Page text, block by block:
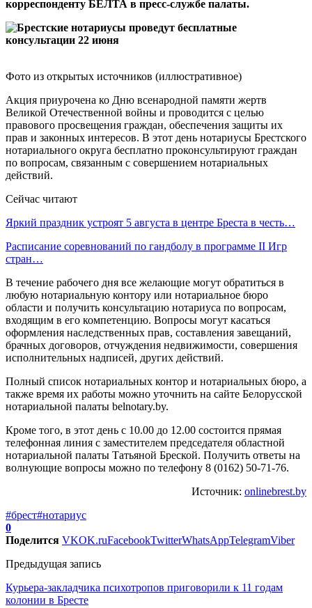
корреспонденту БЕЛТА в пресс-службе палаты.
Фото из открытых источников (иллюстративное)
Акция приурочена ко Дню всенародной памяти жертв
Великой Отечественной войны и проводится с целью
правового просвещения граждан, обеспечения защиты их
прав и законных интересов. В этот день нотариусы Брестского
нотариального округа бесплатно проконсультируют граждан
по вопросам, связанным с совершением нотариальных
действий.
Сейчас читают
Яркий праздник устроят 5 августа в центре Бреста в честь…
Расписание соревнований по гандболу в программе II Игр
стран…
В течение рабочего дня все желающие могут обратиться в
любую нотариальную контору или нотариальное бюро
области и получить консультацию нотариуса по вопросам,
входящим в его компетенцию. Вопросы могут касаться
оформления наследственных прав, составления завещаний,
брачных договоров, отчуждения недвижимости, совершения
исполнительных надписей, других действий.
Полный список нотариальных контор и нотариальных бюро, а
также время их работы можно уточнить на сайте Белорусской
нотариальной палаты belnotary.by.
Кроме того, в этот день с 10.00 до 12.00 состоится прямая
телефонная линия с заместителем председателя областной
нотариальной палаты Татьяной Бреской. Получить ответы на
волнующие вопросы можно по телефону 8 (0162) 50-71-76.
Источник: onlinebrest.by
#брест#нотариус
0
Поделится VKOK.ruFacebookTwitterWhatsAppTelegramViber
Предыдущая запись
Курьера-закладчика психотропов приговорили к 11 годам
колонии в Бресте